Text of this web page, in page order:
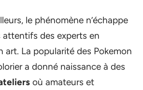
le phénomène n’échappe
attentifs des experts en
art. La popularité des Pokemon
a donné naissance à des
où amateurs et